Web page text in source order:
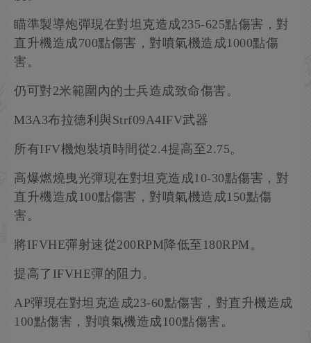
瞄準製導炮彈現在對坦克造成235-625點傷害，對
直升機造成700點傷害，對噴氣機造成1000點傷
害。
仍可對2米範圍內的士兵造成致命傷害。
M3A3布拉德利與Strf09A4IFV武器
所有IFV機炮裝填時間從2.4提高至2.75。
高爆燃燒曳光彈現在對坦克造成10-30點傷害，對
直升機造成100點傷害，對噴氣機造成150點傷
害。
將IFVHE彈射速從200RPM降低至180RPM。
提高了IFVHE彈的阻力。
AP彈現在對坦克造成23-60點傷害，對直升機造成
100點傷害，對噴氣機造成100點傷害。